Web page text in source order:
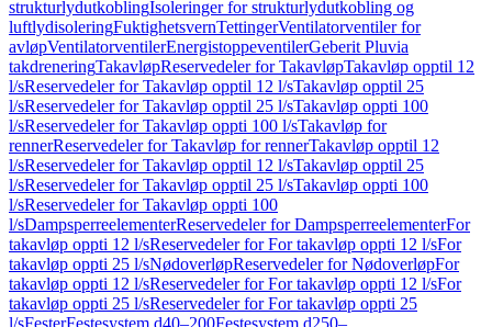
strukturlydutkoblingIsoleringer for strukturlydutkobling og
luftlydisoleringFuktighetsvernTettingerVentilatorventiler for
avløpVentilatorventilerEnergistoppeventilerGeberit Pluvia
takdreneringTakavløpReservedeler for TakavløpTakavløp opptil 12
l/sReservedeler for Takavløp opptil 12 l/sTakavløp opptil 25
l/sReservedeler for Takavløp opptil 25 l/sTakavløp oppti 100
l/sReservedeler for Takavløp oppti 100 l/sTakavløp for
rennerReservedeler for Takavløp for rennerTakavløp opptil 12
l/sReservedeler for Takavløp opptil 12 l/sTakavløp opptil 25
l/sReservedeler for Takavløp opptil 25 l/sTakavløp oppti 100
l/sReservedeler for Takavløp oppti 100
l/sDampsperreelementerReservedeler for DampsperreelementerFor
takavløp oppti 12 l/sReservedeler for For takavløp oppti 12 l/sFor
takavløp oppti 25 l/sNødoverløpReservedeler for NødoverløpFor
takavløp oppti 12 l/sReservedeler for For takavløp oppti 12 l/sFor
takavløp oppti 25 l/sReservedeler for For takavløp oppti 25
l/sFesterFestesystem d40–200Festesystem d250–